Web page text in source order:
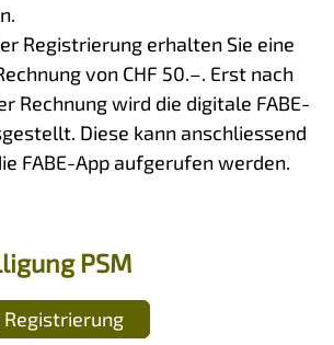
Registrierung erhalten Sie eine
von CHF 50.–. Erst nach
Rechnung wird die digitale FABE-
Diese kann anschliessend
FABE-App aufgerufen werden.
PSM